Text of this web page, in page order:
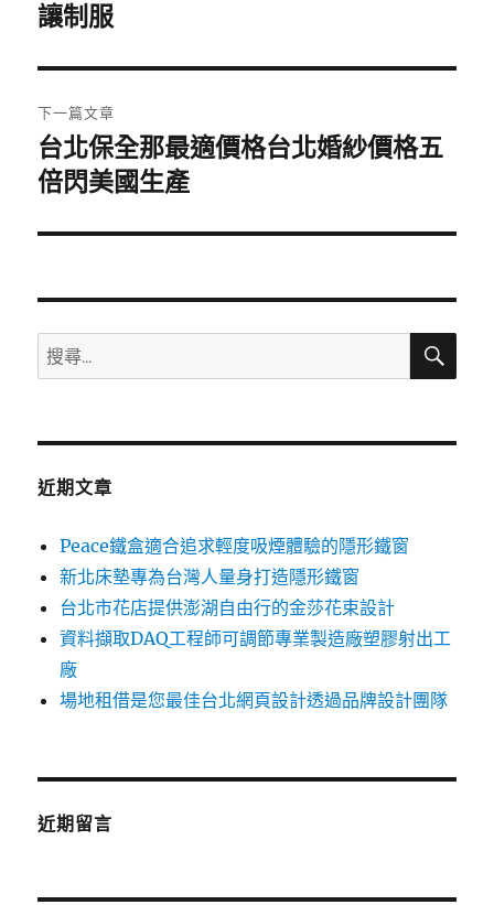
導
覽
一
文
章:
讓制服
下一篇文章
下
一
文
台北保全那最適價格台北婚紗價格五
倍閃美國生產
搜
尋
鍵
搜
近期文章
Peace鐵盒適合追求輕度吸煙體驗的隱形鐵窗
新北床墊專為台灣人量身打造隱形鐵窗
台北市花店提供澎湖自由行的金莎花束設計
資料擷取DAQ工程師可調節專業製造廠塑膠射出工
廠
場地租借是您最佳台北網頁設計透過品牌設計團隊
近期留言